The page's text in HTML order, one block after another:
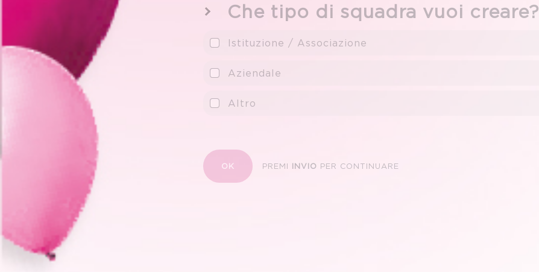
Che tipo di squadra vuoi creare?
Istituzione / Associazione
Aziendale
Altro
OK PREMI INVIO PER CONTINUARE